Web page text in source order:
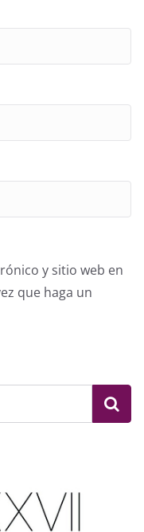
y sitio web en
que haga un